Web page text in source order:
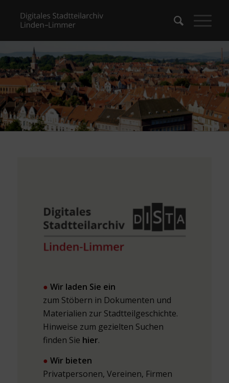
● Wir laden Sie ein
zum Stöbern in Dokumenten und
Materialien zur Stadtteilgeschichte.
Hinweise zum gezielten Suchen
finden Sie hier.
● Wir bieten
Privatpersonen, Vereinen, Firmen